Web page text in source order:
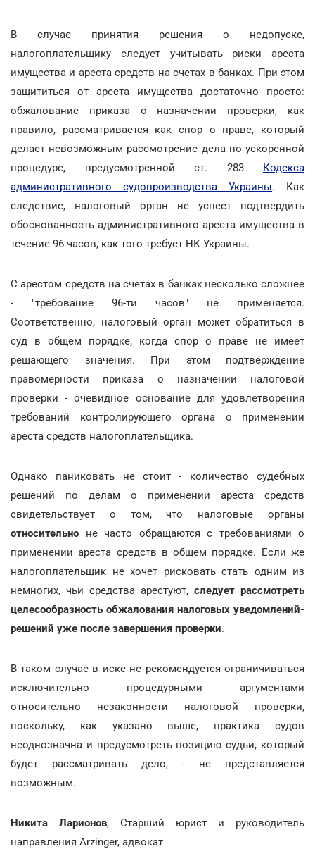
В случае принятия решения о недопуске,
налогоплательщику следует учитывать риски ареста
имущества и ареста средств на счетах в банках. При этом
защититься от ареста имущества достаточно просто:
обжалование приказа о назначении проверки, как
правило, рассматривается как спор о праве, который
делает невозможным рассмотрение дела по ускоренной
процедуре, предусмотренной ст. 283 Кодекса
административного судопроизводства Украины. Как
следствие, налоговый орган не успеет подтвердить
обоснованность административного ареста имущества в
течение 96 часов, как того требует НК Украины.
С арестом средств на счетах в банках несколько сложнее
- "требование 96-ти часов" не применяется.
Соответственно, налоговый орган может обратиться в
суд в общем порядке, когда спор о праве не имеет
решающего значения. При этом подтверждение
правомерности приказа о назначении налоговой
проверки - очевидное основание для удовлетворения
требований контролирующего органа о применении
ареста средств налогоплательщика.
Однако паниковать не стоит - количество судебных
решений по делам о применении ареста средств
свидетельствует о том, что налоговые органы
относительно не часто обращаются с требованиями о
применении ареста средств в общем порядке. Если же
налогоплательщик не хочет рисковать стать одним из
немногих, чьи средства арестуют, следует рассмотреть
целесообразность обжалования налоговых уведомлений-
решений уже после завершения проверки.
В таком случае в иске не рекомендуется ограничиваться
исключительно процедурными аргументами
относительно незаконности налоговой проверки,
поскольку, как указано выше, практика судов
неоднозначна и предусмотреть позицию судьи, который
будет рассматривать дело, - не представляется
возможным.
Никита Ларионов, Старший юрист и руководитель
направления Arzinger, адвокат